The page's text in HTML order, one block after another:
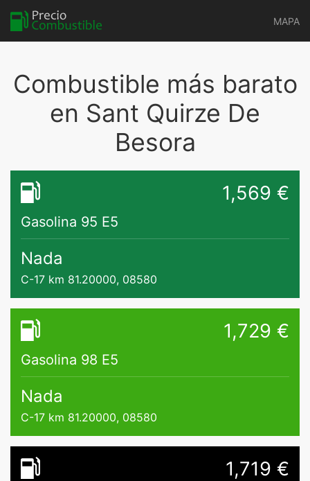
MAPA
Combustible más barato
en Sant Quirze De
Besora
1,569 €
Gasolina 95 E5
Nada
C-17 km 81.20000, 08580
1,729 €
Gasolina 98 E5
Nada
C-17 km 81.20000, 08580
1,719 €